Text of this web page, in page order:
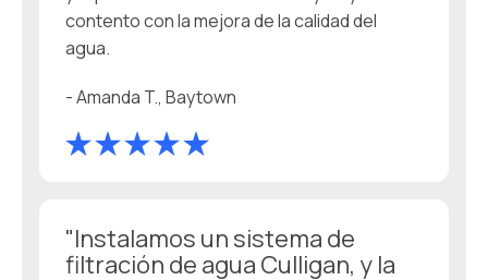
contento con la mejora de la calidad del
agua.
- Amanda T., Baytown
"Instalamos un sistema de
filtración de agua Culligan, y la